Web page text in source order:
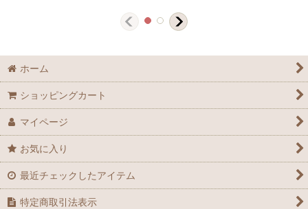
ホーム
ショッピングカート
マイページ
お気に入り
最近チェックしたアイテム
特定商取引法表示